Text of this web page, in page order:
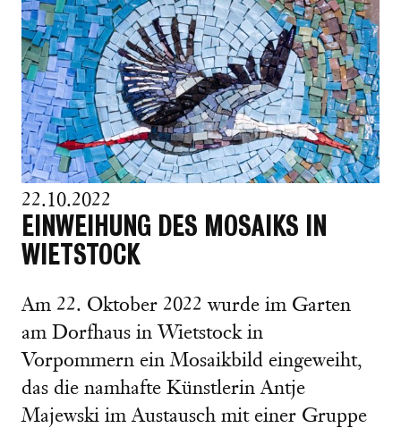
22.10.2022
EINWEIHUNG DES MOSAIKS IN
WIETSTOCK
Am 22. Oktober 2022 wurde im Garten
am Dorfhaus in Wietstock in
Vorpommern ein Mosaikbild eingeweiht,
das die namhafte Künstlerin Antje
Majewski im Austausch mit einer Gruppe